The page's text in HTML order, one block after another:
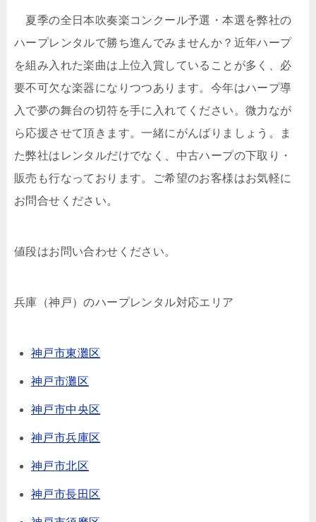
夏季の全日本吹奏楽コンクール予選・本選を弊社の
ハープレンタルで勝ち進んでみませんか？近年ハープ
を組み入れた楽曲は上位入賞していることが多く、必
要不可欠な楽器になりつつあります。今年はハープ導
入で夢の舞台の切符を手に入れてください。微力なが
ら応援させて頂きます。一緒にがんばりましょう。ま
た弊社はレンタルだけでなく、中古ハープの下取り・
販売も行なっております。ご希望のお客様はお気軽に
お問合せください。
値段はお問い合わせください。
兵庫（神戸）のハープレンタル対応エリア
神戸市東灘区
神戸市灘区
神戸市中央区
神戸市兵庫区
神戸市北区
神戸市長田区